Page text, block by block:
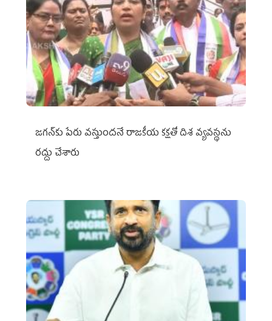
జగన్‌కు పేరు వస్తుందనే రాజకీయ కక్షతో దిశ వ్య‌వ‌స్థ‌ను
రద్దు చేశారు